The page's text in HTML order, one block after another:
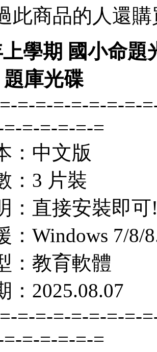
此商品的人還購
上學期 國小命
庫光碟
=-=-=-=-=-=-=-
=-=-=-=-=
：中文版
：3 片裝
：直接安裝即可
：Windows 7/8/
：教育軟體
：2025.08.07
=-=-=-=-=-=-=-
=-=-=-=-=